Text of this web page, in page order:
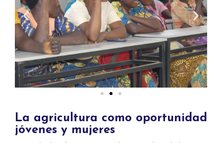
La agricultura como oportunidad
jóvenes y mujeres